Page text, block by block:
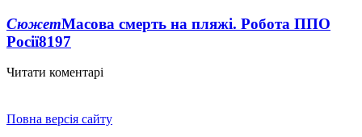
СюжетМасова смерть на пляжі. Робота ППО
Росії8197
Читати коментарі
Повна версія сайту